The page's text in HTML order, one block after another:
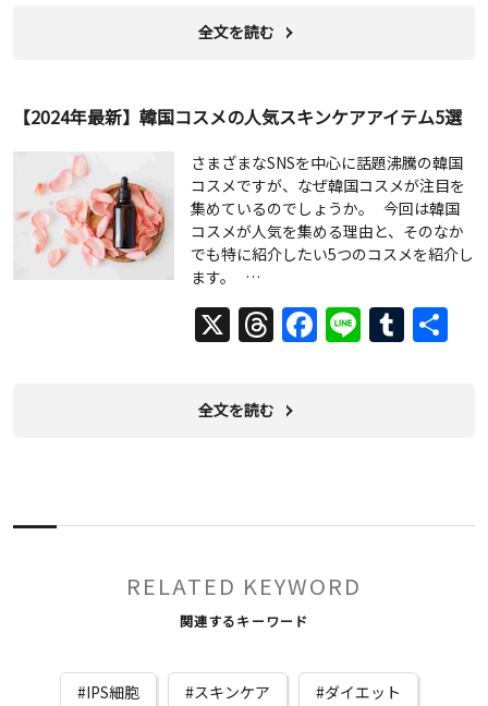
全文を読む
【2024年最新】韓国コスメの人気スキンケアアイテム5選
さまざまなSNSを中心に話題沸騰の韓国
コスメですが、なぜ韓国コスメが注目を
集めているのでしょうか。 今回は韓国
コスメが人気を集める理由と、そのなか
でも特に紹介したい5つのコスメを紹介し
ます。 …
X Threads
Facebook
Line
全文を読む
RELATED KEYWORD
関連するキーワード
IPS細胞 スキンケア ダイエット